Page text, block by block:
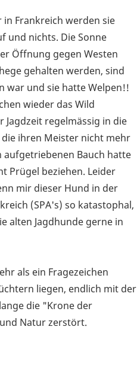
in Frankreich werden sie
und nichts. Die Sonne
Öffnung gegen Westen
gehalten werden, sind
war und sie hatte Welpen!!
wieder das Wild
regelmässig in die
die ihren Meister nicht mehr
aufgetriebenen Bauch hatte
Prügel beziehen. Leider
mir dieser Hund in der
(SPA's) so katastophal,
alten Jagdhunde gerne in
als ein Fragezeichen
liegen, endlich mit der
die "Krone der
Natur zerstört.